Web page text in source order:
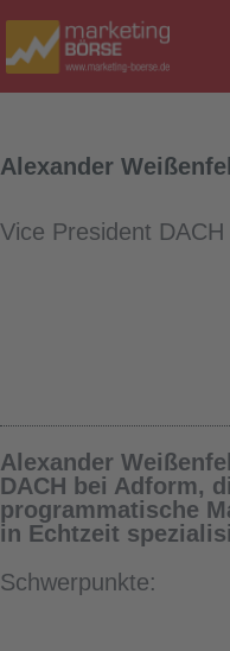
Classes
Alexander
Vice President DACH
Alexander
DACH bei Adform,
programmatische
in Echtzeit
Schwerpunkte: